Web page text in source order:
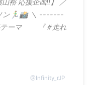
裕 応援企画‼️】 ／
ン🏃‍♂️📸 ＼ -------
ーマ 『＃走れ
@Infinity_rJP